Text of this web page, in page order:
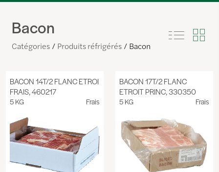
Bacon
Catégories Produits réfrigérés Bacon
BACON 14T/2 FLANC ETROI
FRAIS, 460217
5 KG Frais
BACON 17T/2 FLANC
ETROIT PRINC, 330350
5 KG Frais